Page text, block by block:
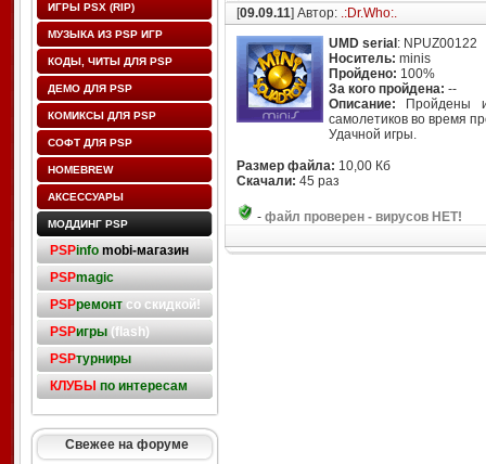
ИГРЫ PSX (RIP)
МУЗЫКА ИЗ PSP ИГР
КОДЫ, ЧИТЫ ДЛЯ PSP
ДЕМО ДЛЯ PSP
КОМИКСЫ ДЛЯ PSP
СОФТ ДЛЯ PSP
HOMEBREW
АКСЕССУАРЫ
МОДДИНГ PSP
PSPinfo mobi-магазин
PSPmagic
PSPремонтсо скидкой!
PSPигры(flash)
PSPтурниры
КЛУБЫ по интересам
Свежее на форуме
[09.09.11] Автор: .:Dr.Who:.
UMD serial : NPUZ00122
Носитель: minis
Пройдено: 100%
За кого пройдена: --
Описание: Пройдены
самолетиков во время
Удачной игры.
Размер файла: 10,00 Кб
Скачали: 45 раз
- файл проверен - вирусов НЕТ!